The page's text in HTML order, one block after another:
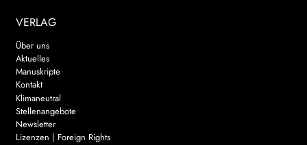
VERLAG
Über uns
Aktuelles
Manuskripte
Kontakt
Klimaneutral
Stellenangebote
Newsletter
Lizenzen | Foreign Rights